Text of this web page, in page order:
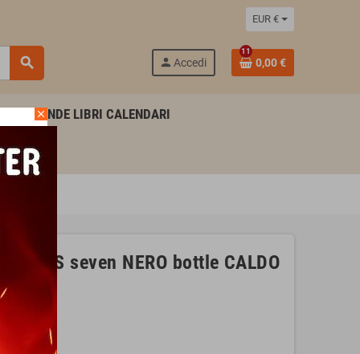
EUR €
search person Accedi
11
0,00 €
AGENDE LIBRI CALENDARI
seven NERO bottle CALDO
close